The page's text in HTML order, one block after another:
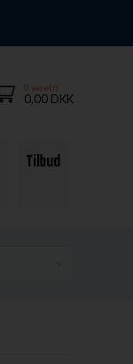
0 vare(r)
0,00 DKK
Tilbud